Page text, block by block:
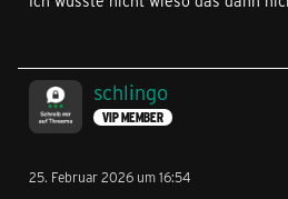
schlingo
VIP MEMBER
25. Februar 2026 um 16:54